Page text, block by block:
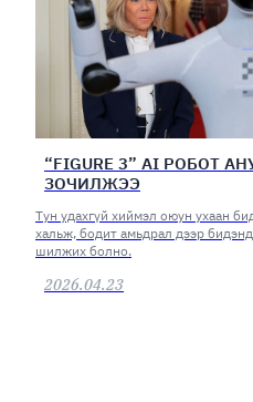
“FIGURE 3” AI РОБОТ
ЗОЧИЛЖЭЭ
Тун удахгүй хиймэл оюун ухаан
хальж, бодит амьдрал дээр
шилжих болно.
2026.04.23